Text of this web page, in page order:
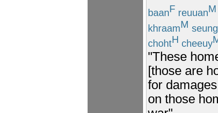
baanF reuuanM
khraamM seung
chohtH cheeuy
"These
[those are
for
on those